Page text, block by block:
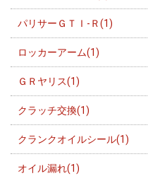
パリサーＧＴＩ-Ｒ(1)
ロッカーアーム(1)
ＧＲヤリス(1)
クラッチ交換(1)
クランクオイルシール(1)
オイル漏れ(1)